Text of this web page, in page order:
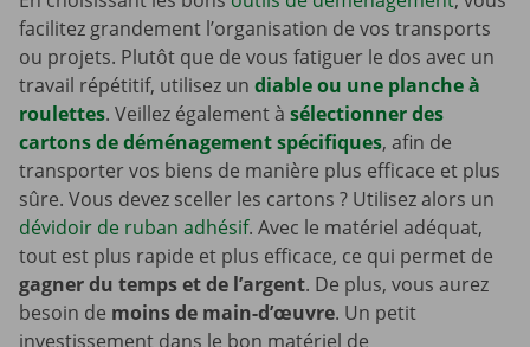
facilitez grandement l’organisation de vos transports
ou projets. Plutôt que de vous fatiguer le dos avec un
travail répétitif, utilisez un diable ou une planche à
roulettes. Veillez également à sélectionner des
cartons de déménagement spécifiques, afin de
transporter vos biens de manière plus efficace et plus
sûre. Vous devez sceller les cartons ? Utilisez alors un
dévidoir de ruban adhésif. Avec le matériel adéquat,
tout est plus rapide et plus efficace, ce qui permet de
gagner du temps et de l’argent. De plus, vous aurez
besoin de moins de main-d’œuvre. Un petit
investissement dans le bon matériel de